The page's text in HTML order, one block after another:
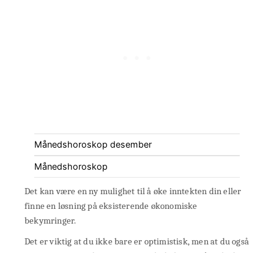
Månedshoroskop desember
Månedshoroskop
Det kan være en ny mulighet til å øke inntekten din eller
finne en løsning på eksisterende økonomiske
bekymringer.
Det er viktig at du ikke bare er optimistisk, men at du også